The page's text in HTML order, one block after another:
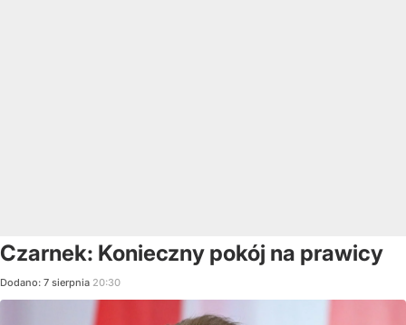
Czarnek: Konieczny pokój na prawicy
Dodano: 7 sierpnia 20:30